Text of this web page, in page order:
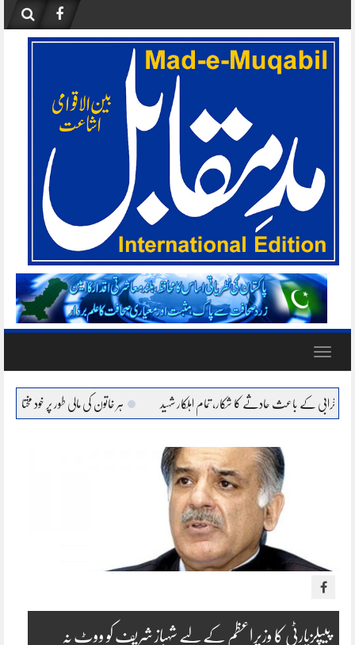
content
Toggle
حادثے کا شکار، تمام اہلکار شہید ہر خاتون کی مالی طور پر خود مختار، بااحتیار بنانا ہمارا
پیپلزپارٹی کا وزیراعظم کے لیے شہباز شریف کو ووٹ نہ